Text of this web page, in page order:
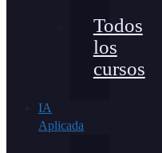
Todos
los
cursos
IA
Aplicada